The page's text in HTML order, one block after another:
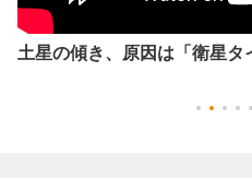
土星の傾き、原因は「衛星タ